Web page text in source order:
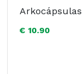
€ 10.90